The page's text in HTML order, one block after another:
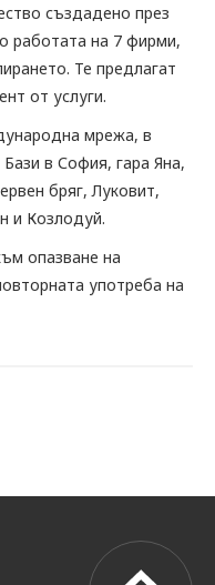
създадено през
работата на 7 фирми,
Те предлагат
от услуги.
мрежа, в
в София, гара Яна,
бряг, Луковит,
и Козлодуй.
опазване на
употреба на